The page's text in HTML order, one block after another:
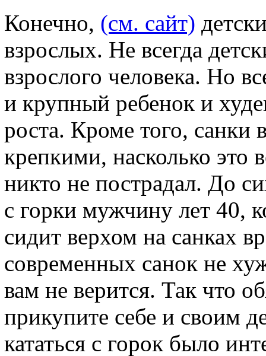
Конечно, (см. сайт)
взрослых. Не всегда
взрослого человека. Но
и крупный ребенок и
роста. Кроме того, санки
крепкими, насколько это
никто не пострадал. До
с горки мужчину лет 40,
сидит верхом на санках
современных санок не
вам не верится. Так что
прикупите себе и своим
кататься с горок было